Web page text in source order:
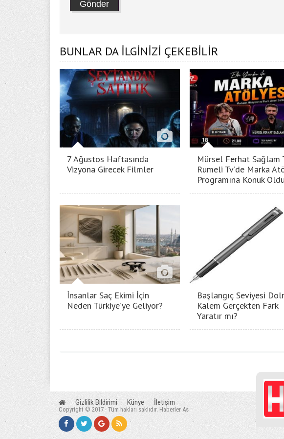
BUNLAR DA İLGİNİZİ ÇEKEBİLİR
7 Ağustos Haftasında
Vizyona Girecek Filmler
Mürsel Ferhat Sağlam
Rumeli Tv’de Marka
Programına Konuk Oldu
İnsanlar Saç Ekimi İçin
Neden Türkiye’ye Geliyor?
Başlangıç Seviyesi
Kalem Gerçekten Fark
Yaratır mı?
Gizlilik Bildirimi Künye İletişim
Copyright © 2017 - Tüm hakları saklıdır. Haberler As